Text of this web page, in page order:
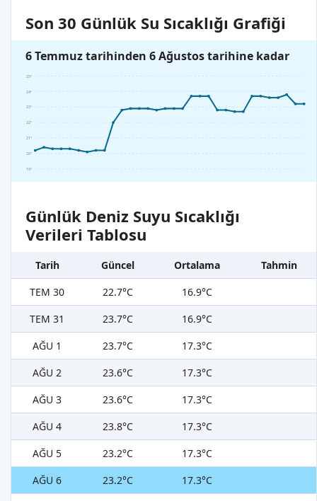
Son 30 Günlük Su Sıcaklığı Grafiği
6 Temmuz tarihinden 6 Ağustos tarihine kadar
19°
20°
21°
22°
23°
24°
25°
Günlük Deniz Suyu Sıcaklığı
Verileri Tablosu
Tarih Güncel Ortalama
Tahmin
TEM 30
22.7°C
16.9°C
TEM 31
23.7°C
16.9°C
AĞU 1
23.7°C
17.3°C
AĞU 2
23.6°C
17.3°C
AĞU 3
23.6°C
17.3°C
AĞU 4
23.8°C
17.3°C
AĞU 5
23.2°C
17.3°C
AĞU 6
23.2°C
17.3°C